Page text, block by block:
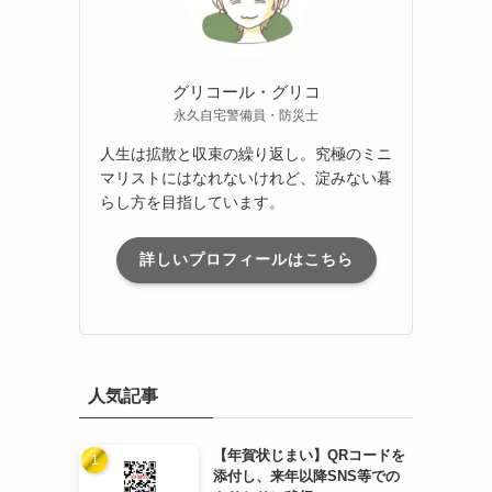
グリコール・グリコ
永久自宅警備員・防災士
人生は拡散と収束の繰り返し。究極のミニ
マリストにはなれないけれど、淀みない暮
らし方を目指しています。
詳しいプロフィールはこちら
人気記事
【年賀状じまい】QRコードを
添付し、来年以降SNS等での